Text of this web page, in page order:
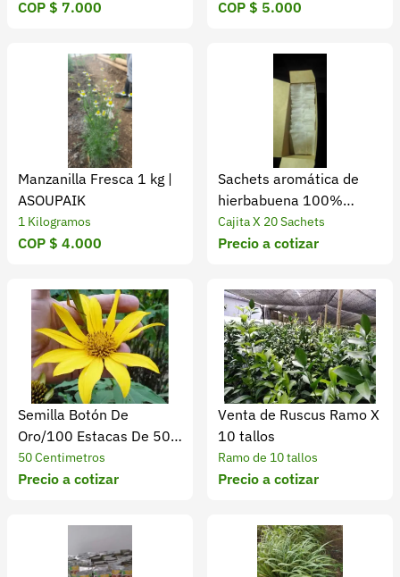
deseada y la necesidad de mezclas personalizadas. Es
la disponibilidad de lotes consistentes y la capacidad de
soporte técnico del proveedor para formulaciones
específicas. Con una buena elección, las especias
elevan sabor, aroma y diferenciación de tus productos.
COP $ 7.000 COP $ 5.000
Manzanilla Fresca 1 kg |
ASOUPAIK
1 Kilogramos
COP $ 4.000
Sachets aromática de
hierbabuena 100%
natural x 20 unidades
Cajita X 20 Sachets
Precio a cotizar
Semilla Botón De
Oro/100 Estacas De 50
Cm
50 Centimetros
Precio a cotizar
Venta de Ruscus Ramo X
10 tallos
Ramo de 10 tallos
Precio a cotizar